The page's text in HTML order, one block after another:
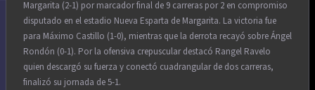
Margarita (2-1) por marcador final de 9 carreras por 2 en compromiso
disputado en el estadio Nueva Esparta de Margarita. La victoria fue
para Máximo Castillo (1-0), mientras que la derrota recayó sobre Ángel
Rondón (0-1). Por la ofensiva crepuscular destacó Rangel Ravelo
quien descargó su fuerza y conectó cuadrangular de dos carreras,
finalizó su jornada de 5-1.